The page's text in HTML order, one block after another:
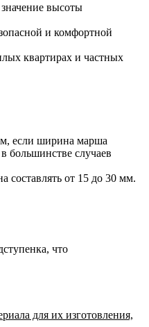
высоты
и комфортной
квартирах и частных
если ширина марша
большинстве случаев
составлять от 15 до 30 мм.
что
для их изготовления,